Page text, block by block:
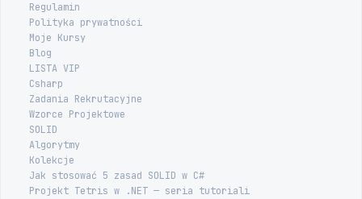
Regulamin
Polityka prywatności
Moje Kursy
Blog
LISTA VIP
Csharp
Zadania Rekrutacyjne
Wzorce Projektowe
SOLID
Algorytmy
Kolekcje
Jak stosować 5 zasad SOLID w C#
Projekt Tetris w .NET — seria tutoriali